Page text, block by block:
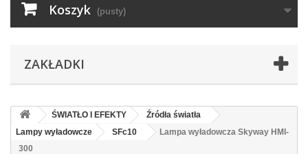
Koszyk (pusty)
ZAKŁADKI
ŚWIATŁO I EFEKTY
Źródła światła
Lampy wyładowcze
SFc10
Lampa wyładowcza Skyway HMI-
300